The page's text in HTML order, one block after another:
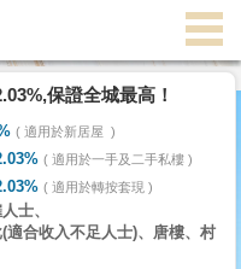
保證全城最高！
適用於新居屋
適用於一手及二手私樓
適用於轉按套現
士、
適合收入不足人士)、唐樓、村